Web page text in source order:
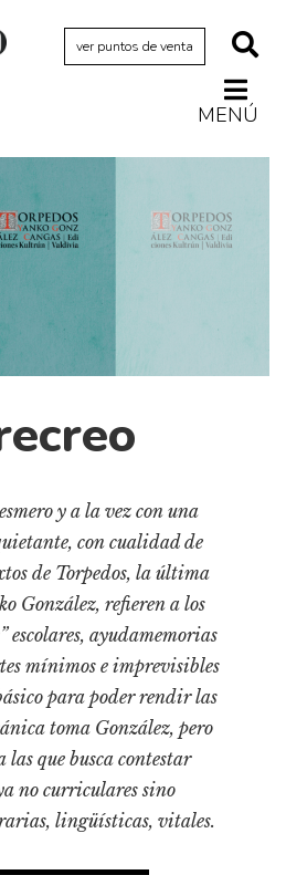
ver puntos de venta
MENÚ
chilena
y a la vez con una
con cualidad de
de Torpedos, la última
González, refieren a los
escolares, ayudamemorias
mínimos e imprevisibles
para poder rendir las
toma González, pero
las que busca contestar
no curriculares sino
lingüísticas, vitales.